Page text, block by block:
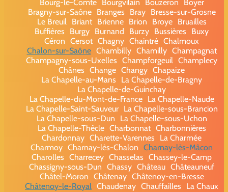
Bourg-le-Comte Bourgvilain Bouzeron
Boyer
Bragny-sur-Saône
Branges Bray
Bresse-sur-Grosne
Le Breuil
Briant Brienne Brion Broye
Bruailles
Buffières
Burgy Burnand Burzy Bussières
Buxy
Céron Cersot Chagny Chaintré Chalmoux
Chalon-sur-Saône Chambilly Chamilly Champagnat
Champagny-sous-Uxelles Champforgeuil Champlecy
Chânes Change Changy Chapaize
La Chapelle-au-Mans
La Chapelle-de-Bragny
La Chapelle-de-Guinchay
La Chapelle-du-Mont-de-France
La Chapelle-Naude
La Chapelle-Saint-Sauveur
La Chapelle-sous-Brancion
La Chapelle-sous-Dun
La Chapelle-sous-Uchon
La Chapelle-Thècle Charbonnat Charbonnières
Chardonnay Charette-Varennes
La Charmée
Charmoy Charnay-lès-Chalon Charnay-lès-Mâcon
Charolles Charrecey Chasselas Chassey-le-Camp
Chassigny-sous-Dun Chassy Château Châteauneuf
Châtel-Moron Châtenay Châtenoy-en-Bresse
Châtenoy-le-Royal Chaudenay Chauffailles
La Chaux